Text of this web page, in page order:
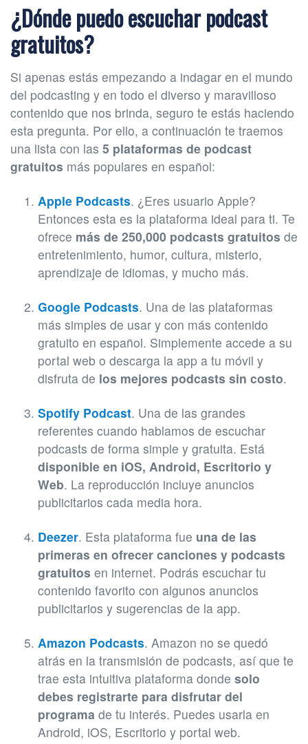
¿Dónde puedo escuchar podcast
gratuitos?
Si apenas estás empezando a indagar en el mundo
del podcasting y en todo el diverso y maravilloso
contenido que nos brinda, seguro te estás haciendo
esta pregunta. Por ello, a continuación te traemos
una lista con las 5 plataformas de podcast
gratuitos más populares en español:
Apple Podcasts. ¿Eres usuario Apple?
Entonces esta es la plataforma ideal para ti. Te
ofrece más de 250,000 podcasts gratuitos de
entretenimiento, humor, cultura, misterio,
aprendizaje de idiomas, y mucho más.
Google Podcasts. Una de las plataformas
más simples de usar y con más contenido
gratuito en español. Simplemente accede a su
portal web o descarga la app a tu móvil y
disfruta de los mejores podcasts sin costo.
Spotify Podcast. Una de las grandes
referentes cuando hablamos de escuchar
podcasts de forma simple y gratuita. Está
disponible en iOS, Android, Escritorio y
Web. La reproducción incluye anuncios
publicitarios cada media hora.
Deezer. Esta plataforma fue una de las
primeras en ofrecer canciones y podcasts
gratuitos en internet. Podrás escuchar tu
contenido favorito con algunos anuncios
publicitarios y sugerencias de la app.
Amazon Podcasts. Amazon no se quedó
atrás en la transmisión de podcasts, así que te
trae esta intuitiva plataforma donde solo
debes registrarte para disfrutar del
programa de tu interés. Puedes usarla en
Android, iOS, Escritorio y portal web.